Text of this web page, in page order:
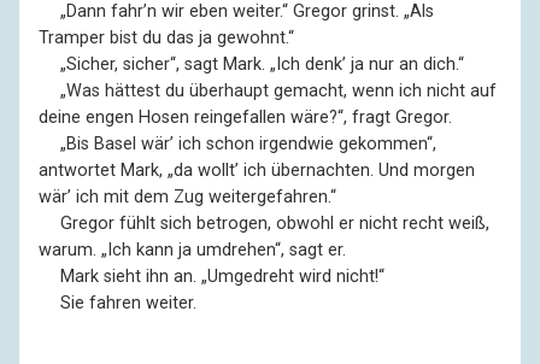
„Dann fahr’n wir eben weiter.“ Gregor grinst. „Als
Tramper bist du das ja gewohnt.“
„Sicher, sicher“, sagt Mark. „Ich denk’ ja nur an dich.“
„Was hättest du überhaupt gemacht, wenn ich nicht auf
deine engen Hosen reingefallen wäre?“, fragt Gregor.
„Bis Basel wär’ ich schon irgendwie gekommen“,
antwortet Mark, „da wollt’ ich übernachten. Und morgen
wär’ ich mit dem Zug weitergefahren.“
Gregor fühlt sich betrogen, obwohl er nicht recht weiß,
warum. „Ich kann ja umdrehen“, sagt er.
Mark sieht ihn an. „Umgedreht wird nicht!“
Sie fahren weiter.